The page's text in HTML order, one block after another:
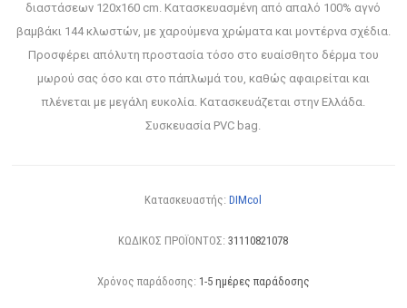
διαστάσεων 120x160 cm. Κατασκευασμένη από απαλό 100% αγνό
βαμβάκι 144 κλωστών, με χαρούμενα χρώματα και μοντέρνα σχέδια.
Προσφέρει απόλυτη προστασία τόσο στο ευαίσθητο δέρμα του
μωρού σας όσο και στο πάπλωμά του, καθώς αφαιρείται και
πλένεται με μεγάλη ευκολία. Κατασκευάζεται στην Ελλάδα.
Συσκευασία PVC bag.
Κατασκευαστής: DIMcol
ΚΩΔΙΚΟΣ ΠΡΟΪΟΝΤΟΣ: 31110821078
Χρόνος παράδοσης: 1-5 ημέρες παράδοσης